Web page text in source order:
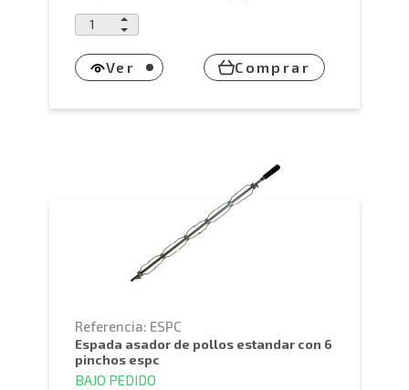
Ver Comprar
Referencia: ESPC
espada asador de pollos estandar con 6
pinchos espc
BAJO PEDIDO